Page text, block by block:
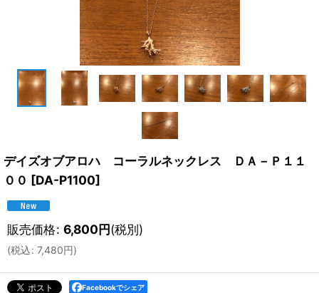
デイズオブアロハ コーラルネックレス ＤＡ－Ｐ１１
００ [DA-P1100]
販売価格: 6,800円(税別)
(税込: 7,480円)
Facebookでシェア